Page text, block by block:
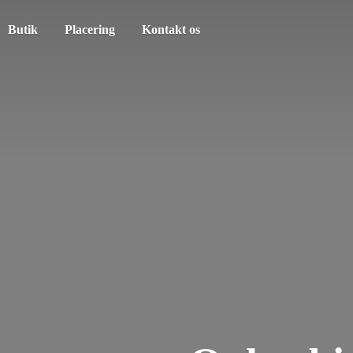
Butik Placering Kontakt os